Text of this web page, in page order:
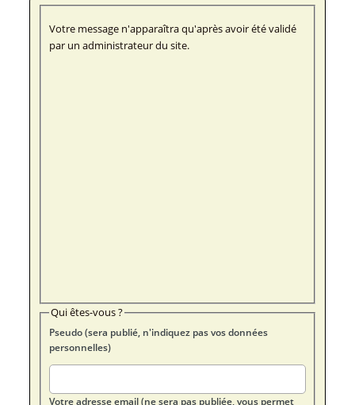
Votre message n'apparaîtra qu'après avoir été validé
par un administrateur du site.
Qui êtes-vous ?
Pseudo (sera publié, n'indiquez pas vos données
personnelles)
Votre adresse email (ne sera pas publiée, vous permet